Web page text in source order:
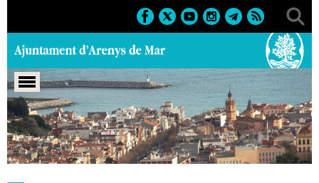
Portada > Agenda > 21-05-2010